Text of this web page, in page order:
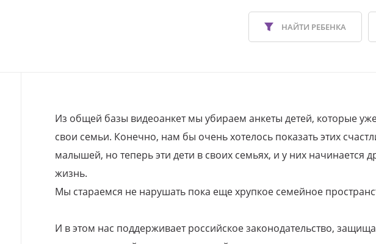
НАЙТИ РЕБЕНКА
Из общей базы видеоанкет мы убираем анкеты детей, которые
свои семьи. Конечно, нам бы очень хотелось показать этих
малышей, но теперь эти дети в своих семьях, и у них начинается
жизнь.
Мы стараемся не нарушать пока еще хрупкое семейное
И в этом нас поддерживает российское законодательство,